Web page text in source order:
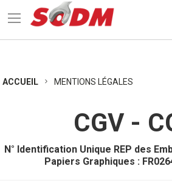
ACCUEIL MENTIONS LÉGALES
CGV -
N° Identification Unique REP des
Papiers Graphiques :